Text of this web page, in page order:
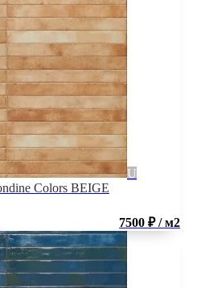
Colors BEIGE
7500 ₽ / м2